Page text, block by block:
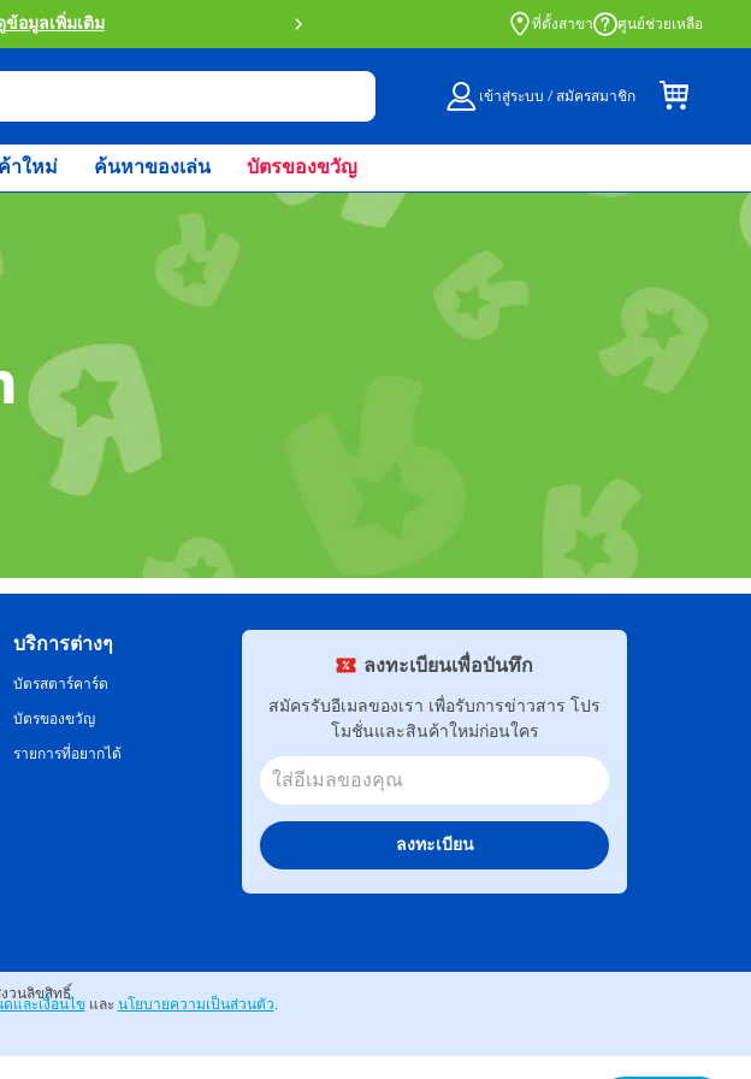
ข้อมูลเพิ่มเติม สั่งซื้อออนไลน์และรับที่หน้าร้านด้วย Click
ที่ตั้งสาขา ศูนย์ช่วยเหลือ
เข้าสู่ระบบ / สมัครสมาชิก
าใหม่ ค้นหาของเล่น บัตรของขวัญ
ลงทะเบียนเพื่อบันทึก
สมัครรับอีเมลของเรา เพื่อรับการข่าวสาร โปร
โมชั่นและสินค้าใหม่ก่อนใคร
ลงทะเบียน
บริการต่างๆ
บัตรสตาร์คาร์ด
บัตรของขวัญ
รายการที่อยากได้
งวนลิขสิทธิ์.
และเงื่อนไขและ นโยบายความเป็นส่วนตัว